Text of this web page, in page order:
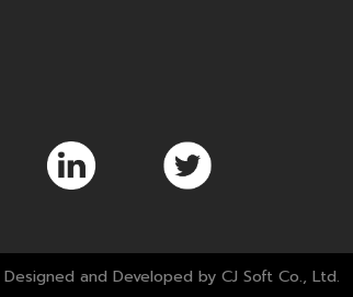
Designed and Developed by CJ Soft Co., Ltd.